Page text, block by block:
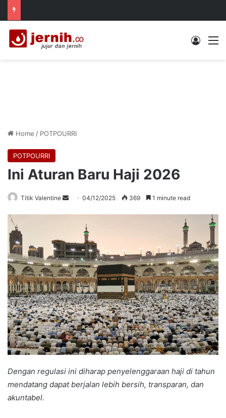
Log In
Home / POTPOURRI
POTPOURRI
Ini Aturan Baru Haji 2026
Titik Valentine
Send04/12/2025 369 1 minute read
Dengan regulasi ini diharap penyelenggaraan haji di tahun
mendatang dapat berjalan lebih bersih, transparan, dan
akuntabel.